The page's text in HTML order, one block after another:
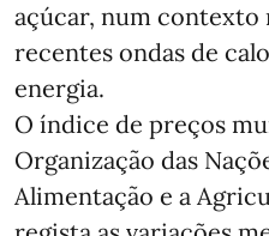
açúcar, num contexto
recentes ondas de
energia.
O índice de preços
Organização das
Alimentação e a